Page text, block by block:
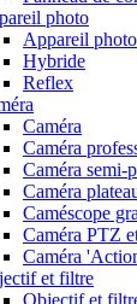
photo
Appareil photo
Hybride
Reflex
Caméra
Caméra
Caméra semi-
Caméra
Caméscope
Caméra PTZ
Caméra
et filtre
Objectif et